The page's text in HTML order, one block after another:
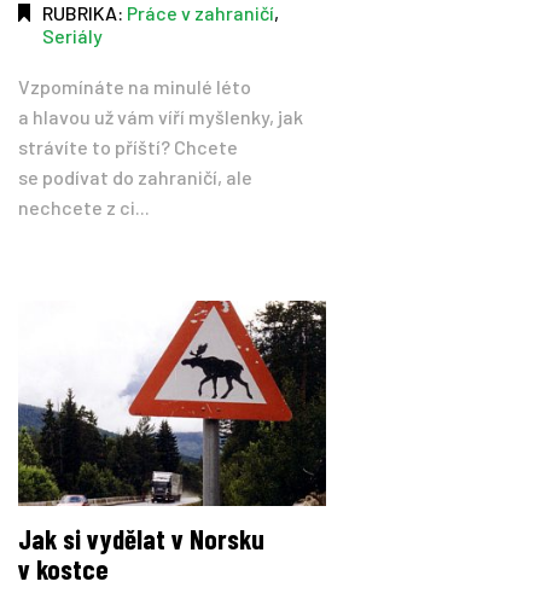
RUBRIKA: Práce v zahraničí,
Seriály
Vzpomínáte na minulé léto
a hlavou už vám víří myšlenky, jak
strávíte to příští? Chcete
se podívat do zahraničí, ale
nechcete z ci...
Jak si vydělat v Norsku
v kostce